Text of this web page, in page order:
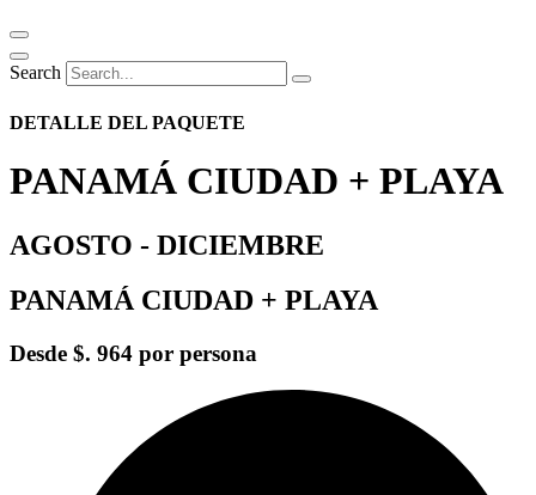
Search
DETALLE DEL PAQUETE
PANAMÁ CIUDAD + PLAYA
AGOSTO - DICIEMBRE
PANAMÁ CIUDAD + PLAYA
Desde $. 964 por persona